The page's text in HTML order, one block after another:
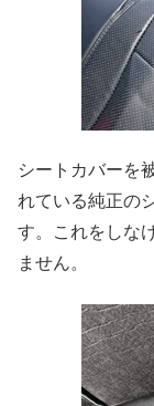
シートカバーを
れている純正の
す。これをしな
ません。